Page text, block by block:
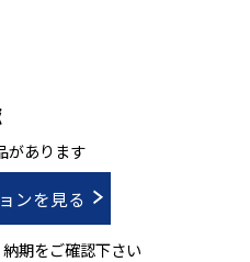
があります
ンを見る
期をご確認下さい